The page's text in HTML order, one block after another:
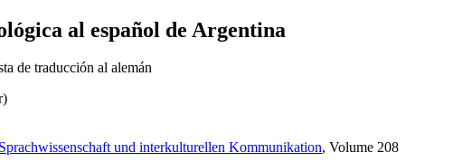
al español de Argentina
de traducción al alemán
und interkulturellen Kommunikation, Volume 208